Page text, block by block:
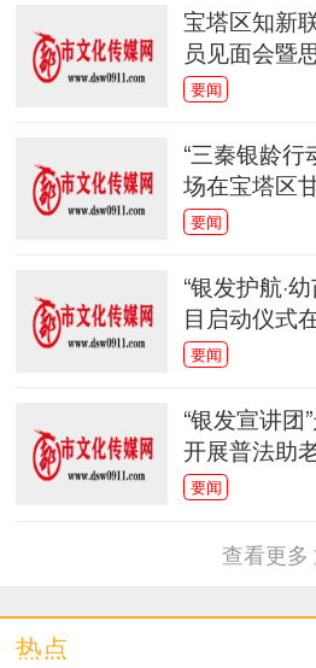
2026聚焦高质量品质“
南充聚焦特色餐饮 竹
“苍原·牧歌——罗中伟
信息“活水”解难题 税
千年军鼓承风骨 一鼓
延安“镲王”杨萍萍：追
兜牢兜准兜好民生底
戏韵润乡土 文化暖民
延安市宝塔区民众剧
题
宜川县：粽叶飘香聚
宝塔区知新
员见面会暨
要闻
“三秦银龄行
场在宝塔区
要闻
“银发护航·
目启动仪式
要闻
“银发宣讲团
开展普法助
要闻
查看更多
热点